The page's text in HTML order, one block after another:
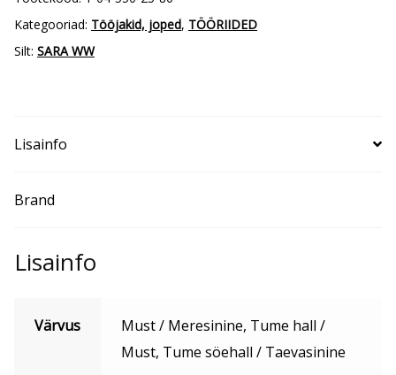
Kategooriad: Tööjakid, joped, TÖÖRIIDED
Silt: SARA WW
Lisainfo
Brand
Lisainfo
Värvus
Must / Meresinine, Tume hall /
Must, Tume söehall / Taevasinine